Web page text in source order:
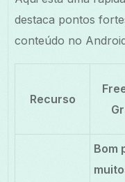
destaca pontos
conteúdo no
Recurso
Bom